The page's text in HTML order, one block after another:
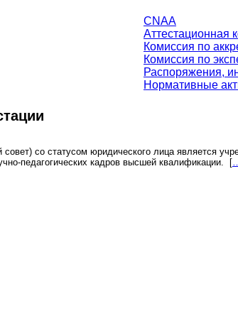
CNAA
Аттестационная
Комиссия по
Комиссия по
Распоряжения,
Нормативные
со статусом юридического лица является
педагогических кадров высшей квалификации.
[